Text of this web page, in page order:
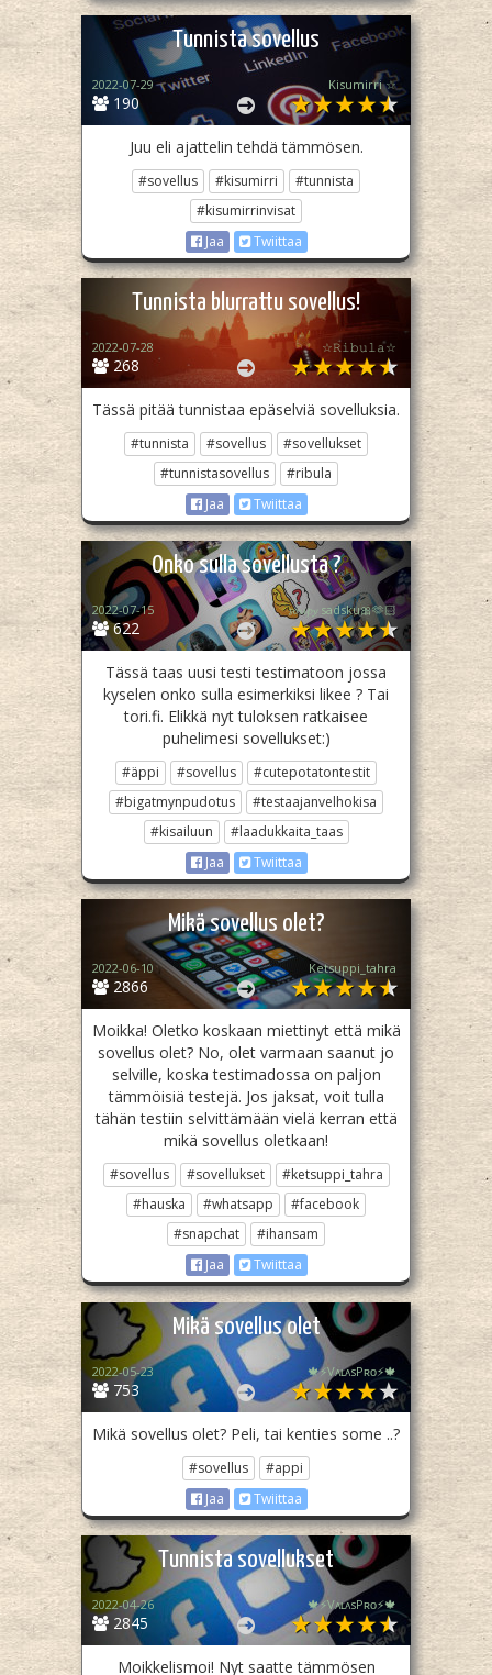
Tunnista sovellus
190
2022-07-29 Kisumirri ☆
Juu eli ajattelin tehdä tämmösen.
#sovellus #kisumirri
#tunnista
#kisumirrinvisat
Jaa
Twiittaa
Tunnista blurrattu sovellus!
268
2022-07-28 ☆𝚁𝚒𝚋𝚞𝚕𝚊☆
Tässä pitää tunnistaa epäselviä sovelluksia.
#tunnista #sovellus
#sovellukset
#tunnistasovellus
#ribula
Jaa
Twiittaa
Onko sulla sovellusta ?
622
2022-07-15 𝓼𝓸𝓾𝓹𝔂 sadsku🎀🫶🏻
Tässä taas uusi testi testimatoon jossa
kyselen onko sulla esimerkiksi likee ? Tai
tori.fi. Elikkä nyt tuloksen ratkaisee
puhelimesi sovellukset:)
#äppi #sovellus
#cutepotatontestit
#bigatmynpudotus
#testaajanvelhokisa
#kisailuun
#laadukkaita_taas
Jaa
Twiittaa
Mikä sovellus olet?
2866
2022-06-10 Ketsuppi_tahra
Moikka! Oletko koskaan miettinyt että mikä
sovellus olet? No, olet varmaan saanut jo
selville, koska testimadossa on paljon
tämmöisiä testejä. Jos jaksat, voit tulla
tähän testiin selvittämään vielä kerran että
mikä sovellus oletkaan!
#sovellus #sovellukset
#ketsuppi_tahra
#hauska
#whatsapp
#facebook
#snapchat
#ihansam
Jaa
Twiittaa
Mikä sovellus olet
753
2022-05-23 🍁⚡️VᴀʟᴀsPʀᴏ⚡️🍁
Mikä sovellus olet? Peli, tai kenties some ..?
#sovellus
#appi
Jaa
Twiittaa
Tunnista sovellukset
2845
2022-04-26 🍁⚡️VᴀʟᴀsPʀᴏ⚡️🍁
Moikkelismoi! Nyt saatte tämmösen